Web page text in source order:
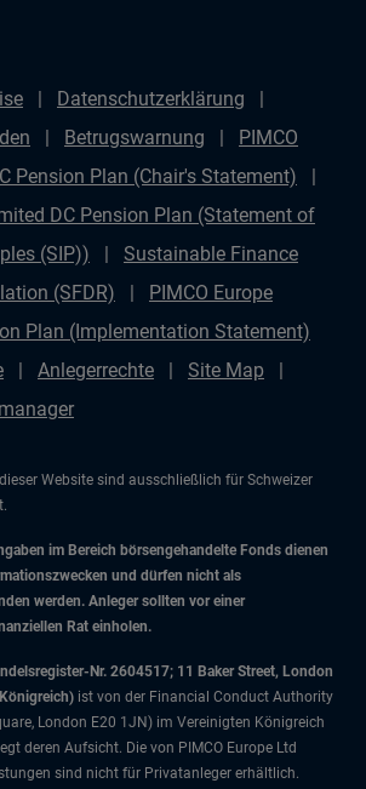
Datenschutzerklärung
Betrugswarnung
PIMCO
Pension Plan (Chair's Statement)
DC Pension Plan (Statement of
(SIP))
Sustainable Finance
(SFDR)
PIMCO Europe
Plan (Implementation Statement)
Anlegerrechte
Site Map
Website sind ausschließlich für Schweizer
im Bereich börsengehandelte Fonds dienen
und dürfen nicht als
werden. Anleger sollten vor einer
Rat einholen.
Nr. 2604517; 11 Baker Street, London
ist von der Financial Conduct Authority
London E20 1JN) im Vereinigten Königreich
deren Aufsicht. Die von PIMCO Europe Ltd
sind nicht für Privatanleger erhältlich.